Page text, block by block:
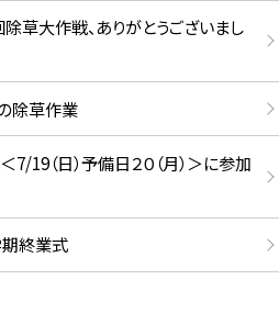
草大作戦、ありがとうございまし
除草作業
19（日）予備日２０（月）＞に参加
期終業式